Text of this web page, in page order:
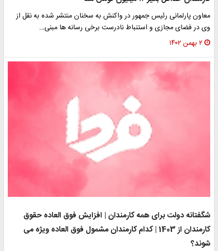
معاون پارلمانی رئیس جمهور در واکنش به سخنان منتشر شده به نقل از
وی در فضای مجازی و استنباط نادرست برخی رسانه ها مبنی…
۲ بهمن ۱۴۰۲
شگفتانه دولت برای همه کارمندان | افزایش فوق العاده حقوق
کارمندان از 1403 | کدام کارمندان مشمول فوق العاده ویژه می
شوند؟